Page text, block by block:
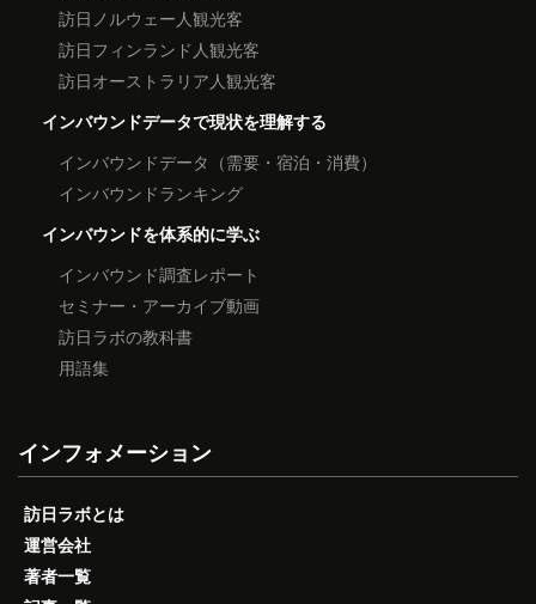
訪日ノルウェー人観光客
訪日フィンランド人観光客
訪日オーストラリア人観光客
インバウンドデータで現状を理解する
インバウンドデータ（需要・宿泊・消費）
インバウンドランキング
インバウンドを体系的に学ぶ
インバウンド調査レポート
セミナー・アーカイブ動画
訪日ラボの教科書
用語集
インフォメーション
訪日ラボとは
運営会社
著者一覧